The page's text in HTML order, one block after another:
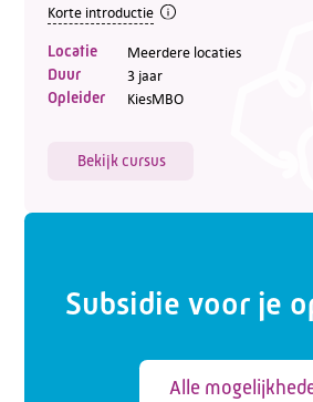
Korte introductie
Locatie Meerdere locaties
Duur 3 jaar
Opleider KiesMBO
Bekijk cursus
Subsidie voor je
Alle